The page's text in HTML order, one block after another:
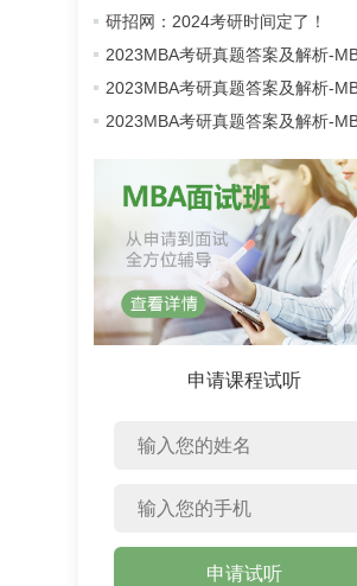
研招网：2024考研时间定了！
申请课程试听
申请试听